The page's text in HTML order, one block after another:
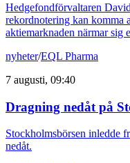
Hedgefondförvaltaren
rekordnotering kan komma
aktiemarknaden närmar sig
nyheter/EQL Pharma
7 augusti, 09:40
Dragning nedåt på
Stockholmsbörsen inledde
nedåt.